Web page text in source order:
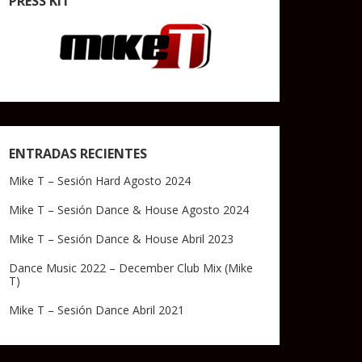
ENTRADAS RECIENTES
Mike T – Sesión Hard Agosto 2024
Mike T – Sesión Dance & House Agosto 2024
Mike T – Sesión Dance & House Abril 2023
Dance Music 2022 – December Club Mix (Mike
T)
Mike T – Sesión Dance Abril 2021